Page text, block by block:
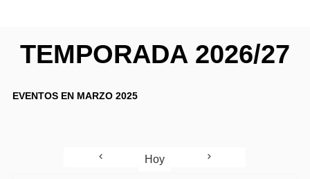
TEMPORADA 2026/27
EVENTOS EN MARZO 2025
Hoy